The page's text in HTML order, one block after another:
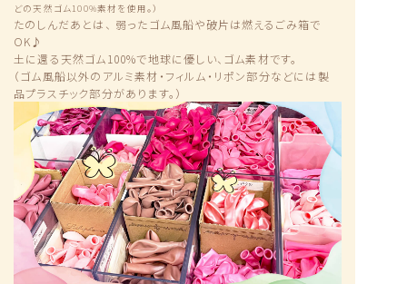
どの天然ゴム100%素材を使用。）
たのしんだあとは、 弱ったゴム風船や破片は燃えるごみ箱で
OK♪
土に還る天然ゴム100%で地球に優しい、ゴム素材です。
（ゴム風船以外のアルミ素材・フィルム・リポン部分などには製
品プラスチック部分があります。）